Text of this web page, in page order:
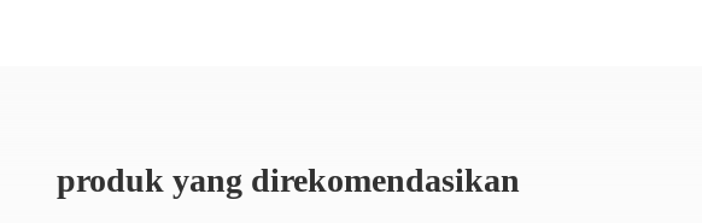
produk yang direkomendasikan